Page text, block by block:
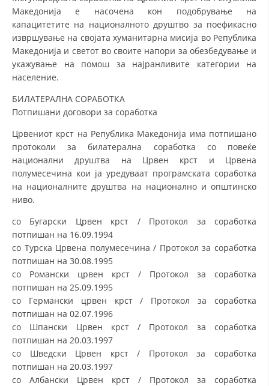
ПРВА ПОМОШ
КРВОДАРИТЕЛСТВО
МЕНАЏМЕНТ НА ВОЛОНТЕРИ
ЗА НАС
СТРАТЕГИИ
ЕДУКАТИВНО ИНФОРМАТИВНИ МАТЕРИЈАЛИ
БРОШУРИ
Македонија е насочена кон подобрување на
капацитетите на националното друштво за поефикасно
извршување на својата хуманитарна мисија во Република
Македонија и светот во своите напори за обезбедување и
укажување на помош за најранливите категории на
население.
БИЛАТЕРАЛНА СОРАБОТКА
Потпишани договори за соработка
Црвениот крст на Република Македонија има потпишано
протоколи за билатерална соработка со повеќе
национални друштва на Црвен крст и Црвена
полумесечина кои ја уредуваат програмската соработка
на националните друштва на национално и општинско
ниво.
со Бугарски Црвен крст / Протокол за соработка
потпишан на 16.09.1994
со Турска Црвена полумесечина / Протокол за соработка
потпишан на 30.08.1995
со Романски црвен крст / Протокол за соработка
потпишан на 25.09.1995
со Германски црвен крст / Протокол за соработка
потпишан на 02.07.1996
со Шпански Црвен крст / Протокол за соработка
потпишан на 20.03.1997
со Шведски Црвен крст / Протокол за соработка
потпишан на 20.03.1997
со Албански Црвен крст / Протокол за соработка